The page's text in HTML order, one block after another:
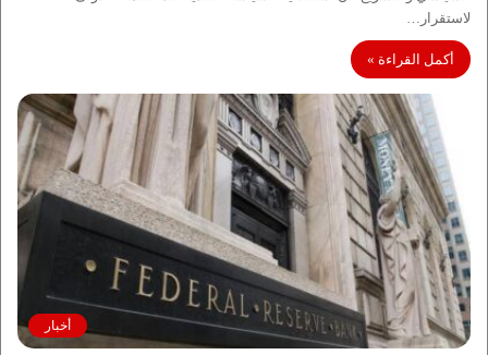
لاستقرار…
أكمل القراءة »
أخبار